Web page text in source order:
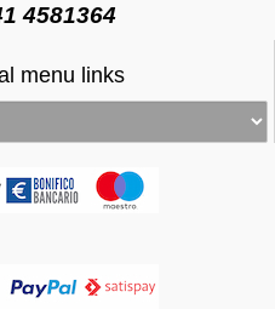
4581364
menu links